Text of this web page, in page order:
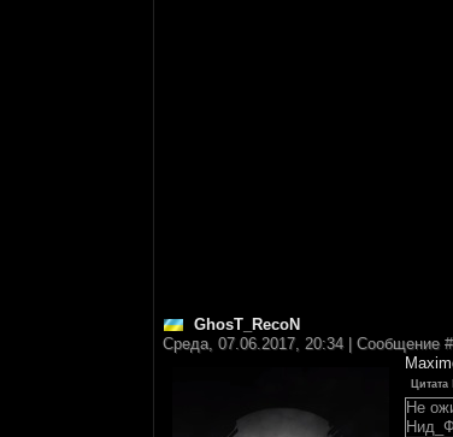
GhosT_RecoN
Среда, 07.06.2017, 20:34 | Сообщение #
Цитата
Не